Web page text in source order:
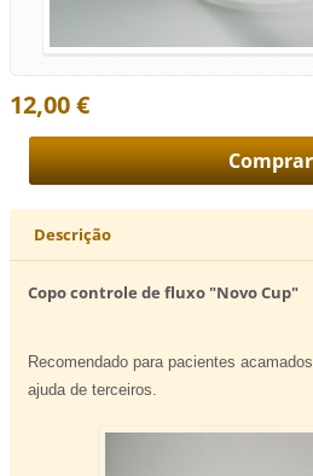
12,00 €
Descrição
Copo controle de fluxo "Novo Cup"
Recomendado para pacientes acamados
ajuda de terceiros.